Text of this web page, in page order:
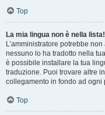
Top
La mia lingua non è nella lista!
L’amministratore potrebbe
nessuno lo ha tradotto nella
è possibile installare la tua
traduzione. Puoi trovare altre
collegamento in fondo ad ogni
Top